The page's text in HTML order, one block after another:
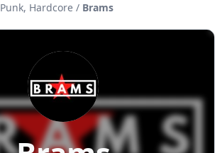
Punk, Hardcore / Brams